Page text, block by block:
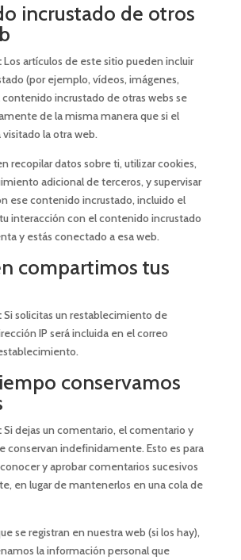
incrustado de otros
Los artículos de este sitio pueden incluir
(por ejemplo, vídeos, imágenes,
contenido incrustado de otras webs se
de la misma manera que si el
la otra web.
recopilar datos sobre ti, utilizar cookies,
adicional de terceros, y supervisar
ese contenido incrustado, incluido el
interacción con el contenido incrustado
y estás conectado a esa web.
compartimos tus
Si solicitas un restablecimiento de
IP será incluida en el correo
conservamos
Si dejas un comentario, el comentario y
conservan indefinidamente. Esto es para
y aprobar comentarios sucesivos
en lugar de mantenerlos en una cola de
se registran en nuestra web (si los hay),
la información personal que